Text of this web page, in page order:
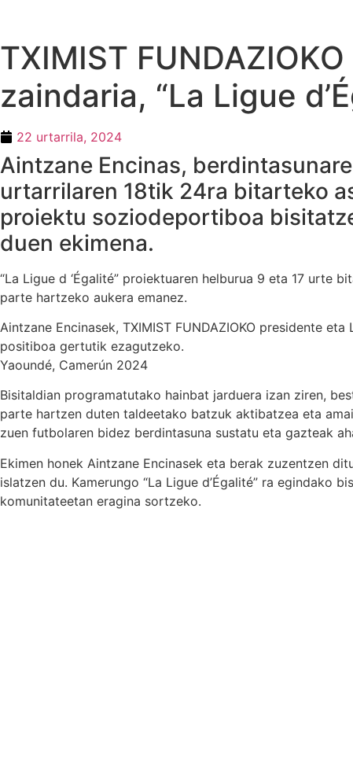
TXIMIST
zaindaria, “La Ligue
22 urtarrila, 2024
Aintzane Encinas,
urtarrilaren 18tik 24ra bitarteko
proiektu soziodeportiboa
duen ekimena.
“La Ligue d ‘Égalité” proiektuaren helburua 9 eta 17
parte hartzeko aukera emanez.
Aintzane Encinasek, TXIMIST FUNDAZIOKO presidente
positiboa gertutik ezagutzeko.
Yaoundé, Camerún 2024
Bisitaldian programatutako hainbat jarduera izan ziren,
parte hartzen duten taldeetako batzuk aktibatzea eta
zuen futbolaren bidez berdintasuna sustatu eta gazteak
Ekimen honek Aintzane Encinasek eta berak zuzentzen
islatzen du. Kamerungo “La Ligue d’Égalité” ra
komunitateetan eragina sortzeko.